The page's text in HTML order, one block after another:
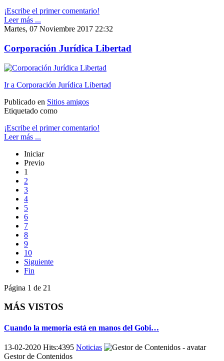
¡Escribe el primer comentario!
Leer más ...
Martes, 07 Noviembre 2017 22:32
Corporación Jurídica Libertad
Ir a Corporación Jurídica Libertad
Publicado en Sitios amigos
Etiquetado como
¡Escribe el primer comentario!
Leer más ...
Iniciar
Previo
1
2
3
4
5
6
7
8
9
10
Siguiente
Fin
Página 1 de 21
MÁS VISTOS
Cuando la memoria está en manos del Gobi…
13-02-2020 Hits:4395 Noticias
Gestor de Contenidos